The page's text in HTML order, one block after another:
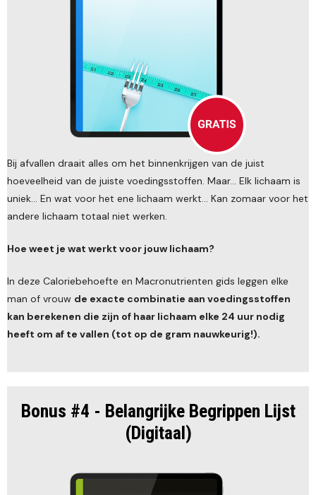
Bij afvallen draait alles om het binnenkrijgen van de juist
hoeveelheid van de juiste voedingsstoffen. Maar... Elk lichaam is
uniek... En wat voor het ene lichaam werkt... Kan zomaar voor het
andere lichaam totaal niet werken.
Hoe weet je wat werkt voor jouw lichaam?
In deze Caloriebehoefte en Macronutrienten gids leggen elke
man of vrouw de exacte combinatie aan voedingsstoffen
kan berekenen die zijn of haar lichaam elke 24 uur nodig
heeft om af te vallen (tot op de gram nauwkeurig!).
Bonus #4 - Belangrijke Begrippen Lijst
(Digitaal)